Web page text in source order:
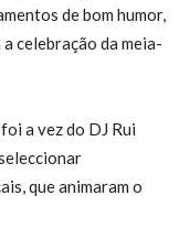
debom humor,
celebração da meia-
a vez do DJ Rui
que animaram o